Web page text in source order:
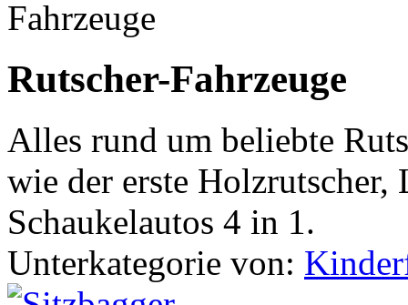
Rutscher-Fahrzeuge
Alles rund um beliebte
wie der erste
Schaukelautos 4 in 1.
Unterkategorie von: